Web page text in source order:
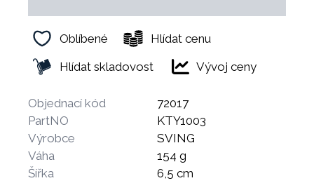
Oblíbené
Hlídat cenu
Hlídat skladovost
Vývoj ceny
Objednací kód
72017
PartNO
KTY1003
Výrobce
SVING
Váha
154 g
Šířka
6,5 cm